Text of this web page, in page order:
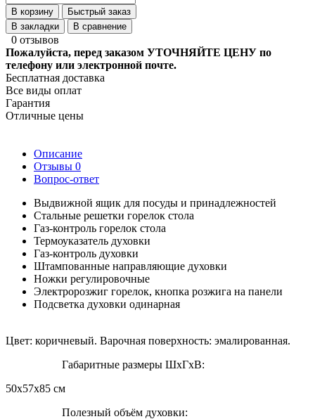
В корзину
Быстрый заказ
В закладки
В сравнение
0 отзывов
Пожалуйста, перед заказом УТОЧНЯЙТЕ ЦЕНУ по
телефону или электронной почте.
Бесплатная доставка
Все виды оплат
Гарантия
Отличные цены
Описание
Отзывы 0
Вопрос-ответ
Выдвижной ящик для посуды и принадлежностей
Стальные решетки горелок стола
Газ-контроль горелок стола
Термоуказатель духовки
Газ-контроль духовки
Штампованные направляющие духовки
Ножки регулировочные
Электророзжиг горелок, кнопка розжига на панели
Подсветка духовки одинарная
Цвет: коричневый. Варочная поверхность: эмалированная.
Габаритные размеры ШхГхВ:
50х57х85 см
Полезный объём духовки: